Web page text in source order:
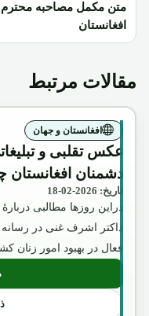
متن مکمل مصاحبه
افغانستان
مقالات مرتبط
افغانستان و جهان
عکس تقلبی و
دشمنان افغانستان
تاریخ: 2026-02-18
دراین روزها مطالبی
داکتر اشرف غنی در
فعال در بهبود امور زنان